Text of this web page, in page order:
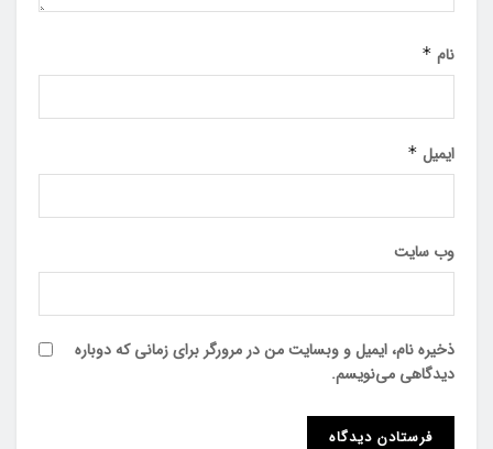
نام *
ایمیل *
وب‌ سایت
ذخیره نام، ایمیل و وبسایت من در مرورگر برای زمانی که دوباره
دیدگاهی می‌نویسم.